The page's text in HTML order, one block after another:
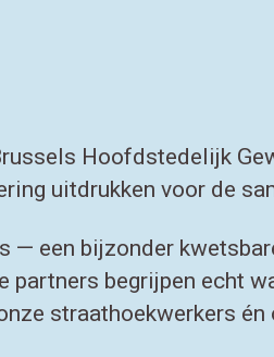
Hoofdstedelijk
uitdrukken voor de
een bijzonder
begrijpen echt
straathoekwerkers